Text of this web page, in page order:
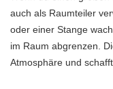
auch als Raumteiler
oder einer Stange
im Raum abgrenzen.
Atmosphäre und